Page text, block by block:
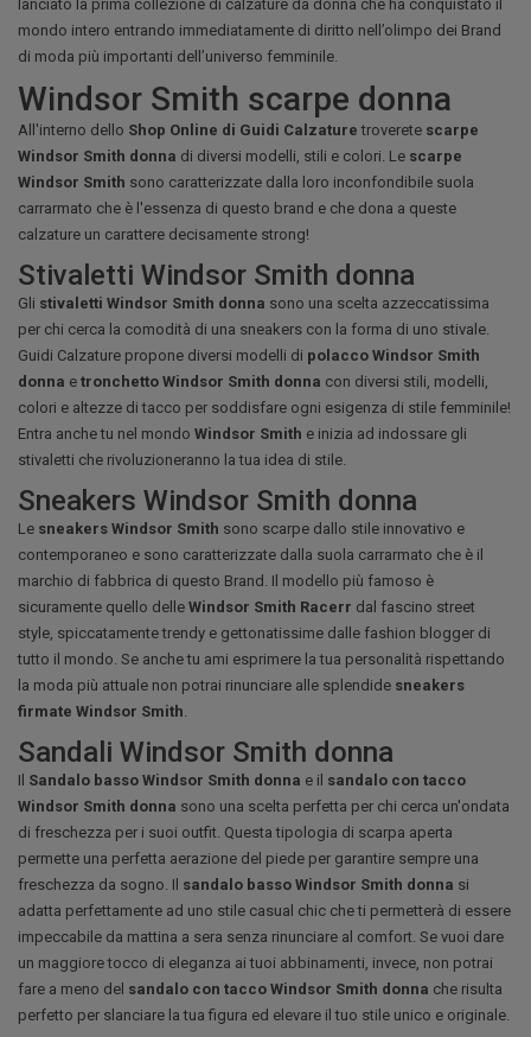
lanciato la prima collezione di calzature da donna che ha conquistato il
mondo intero entrando immediatamente di diritto nell’olimpo dei Brand
di moda più importanti dell’universo femminile.
Windsor Smith scarpe donna
All'interno dello Shop Online di Guidi Calzature troverete scarpe
Windsor Smith donna di diversi modelli, stili e colori. Le scarpe
Windsor Smith sono caratterizzate dalla loro inconfondibile suola
carrarmato che è l'essenza di questo brand e che dona a queste
calzature un carattere decisamente strong!
Stivaletti Windsor Smith donna
Gli stivaletti Windsor Smith donna sono una scelta azzeccatissima
per chi cerca la comodità di una sneakers con la forma di uno stivale.
Guidi Calzature propone diversi modelli di polacco Windsor Smith
donna e tronchetto Windsor Smith donna con diversi stili, modelli,
colori e altezze di tacco per soddisfare ogni esigenza di stile femminile!
Entra anche tu nel mondo Windsor Smith e inizia ad indossare gli
stivaletti che rivoluzioneranno la tua idea di stile.
Sneakers Windsor Smith donna
Le sneakers Windsor Smith sono scarpe dallo stile innovativo e
contemporaneo e sono caratterizzate dalla suola carrarmato che è il
marchio di fabbrica di questo Brand. Il modello più famoso è
sicuramente quello delle Windsor Smith Racerr dal fascino street
style, spiccatamente trendy e gettonatissime dalle fashion blogger di
tutto il mondo. Se anche tu ami esprimere la tua personalità rispettando
la moda più attuale non potrai rinunciare alle splendide sneakers
firmate Windsor Smith
Sandali Windsor Smith donna
Il Sandalo basso Windsor Smith donna e il sandalo con tacco
Windsor Smith donna sono una scelta perfetta per chi cerca un'ondata
di freschezza per i suoi outfit. Questa tipologia di scarpa aperta
permette una perfetta aerazione del piede per garantire sempre una
freschezza da sogno. Il sandalo basso Windsor Smith donna si
adatta perfettamente ad uno stile casual chic che ti permetterà di essere
impeccabile da mattina a sera senza rinunciare al comfort. Se vuoi dare
un maggiore tocco di eleganza ai tuoi abbinamenti, invece, non potrai
fare a meno del sandalo con tacco Windsor Smith donna che risulta
perfetto per slanciare la tua figura ed elevare il tuo stile unico e originale.